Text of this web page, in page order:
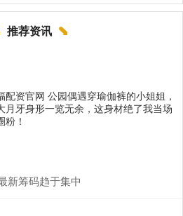
推荐资讯
配资官网 公园偶遇穿瑜伽裤的小姐姐，
月牙身形一览无余，这身材绝了我当场
粉！
新筹码趋于集中